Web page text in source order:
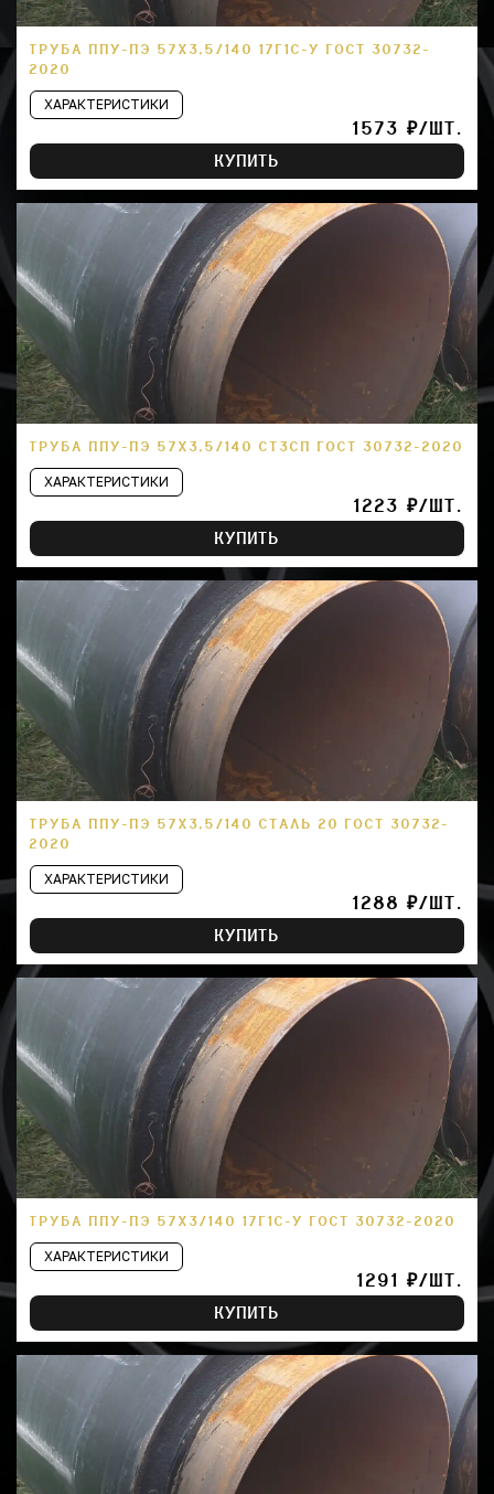
ТРУБА ППУ-ПЭ 57Х3,5/140 17Г1С-У ГОСТ 30732-
2020
ХАРАКТЕРИСТИКИ
1573 ₽/ШТ.
КУПИТЬ
ТРУБА ППУ-ПЭ 57Х3,5/140 СТ3СП ГОСТ 30732-2020
ХАРАКТЕРИСТИКИ
1223 ₽/ШТ.
КУПИТЬ
ТРУБА ППУ-ПЭ 57Х3,5/140 СТАЛЬ 20 ГОСТ 30732-
2020
ХАРАКТЕРИСТИКИ
1288 ₽/ШТ.
КУПИТЬ
ТРУБА ППУ-ПЭ 57Х3/140 17Г1С-У ГОСТ 30732-2020
ХАРАКТЕРИСТИКИ
1291 ₽/ШТ.
КУПИТЬ